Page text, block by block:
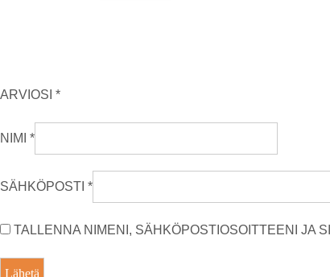
ARVIOSI *
NIMI *
SÄHKÖPOSTI *
TALLENNA NIMENI, SÄHKÖPOSTIOSOITTEENI JA